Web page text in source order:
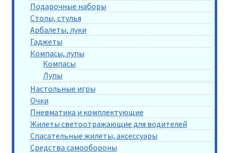
Подарочные наборы
Столы, стулья
Арбалеты, луки
Гаджеты
Компасы, лупы
Компасы
Лупы
Настольные игры
Очки
Пневматика и комплектующие
Жилеты светоотражающие для водителей
Спасательные жилеты, аксессуары
Средства самообороны